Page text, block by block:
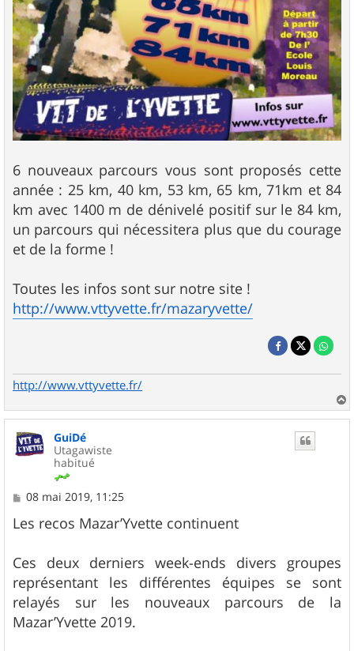
6 nouveaux parcours vous sont proposés cette
année : 25 km, 40 km, 53 km, 65 km, 71km et 84
km avec 1400 m de dénivelé positif sur le 84 km,
un parcours qui nécessitera plus que du courage
et de la forme !
Toutes les infos sont sur notre site !
http://www.vttyvette.fr/mazaryvette/
http://www.vttyvette.fr/
a
GuiDé
Utagawiste
habitué
M
s
s
g
e
08 mai 2019, 11:25
Les recos Mazar’Yvette continuent
Ces deux derniers week-ends divers groupes
représentant les différentes équipes se sont
relayés sur les nouveaux parcours de la
Mazar’Yvette 2019.